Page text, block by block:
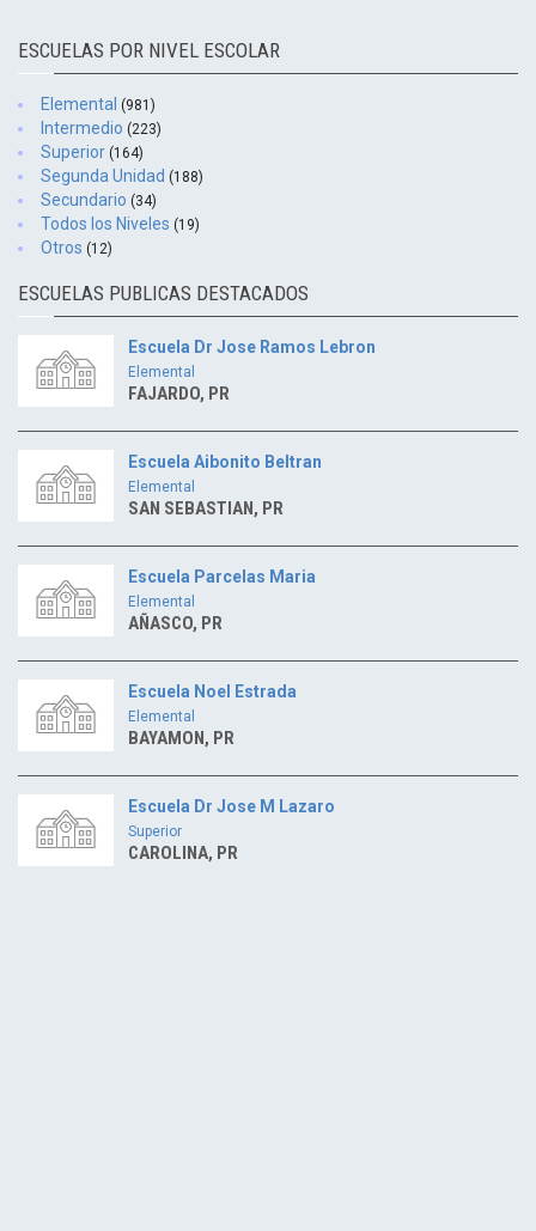
ESCUELAS POR NIVEL ESCOLAR
Elemental (981)
Intermedio (223)
Superior (164)
Segunda Unidad (188)
Secundario (34)
Todos los Niveles (19)
Otros (12)
ESCUELAS PUBLICAS DESTACADOS
Escuela Dr Jose Ramos Lebron
Elemental
FAJARDO, PR
Escuela Aibonito Beltran
Elemental
SAN SEBASTIAN, PR
Escuela Parcelas Maria
Elemental
AÑASCO, PR
Escuela Noel Estrada
Elemental
BAYAMON, PR
Escuela Dr Jose M Lazaro
Superior
CAROLINA, PR